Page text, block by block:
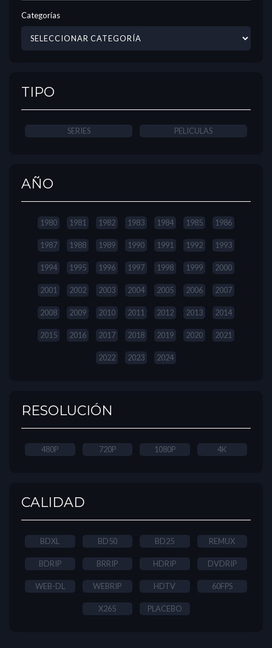
Categorías
TIPO
SERIES PELICULAS
AÑO
1980 1981 1982 1983 1984 1985 1986
1987 1988 1989 1990 1991 1992 1993
1994 1995 1996 1997 1998 1999 2000
2001 2002 2003 2004 2005 2006 2007
2008 2009 2010 2011 2012 2013 2014
2015 2016 2017 2018 2019 2020 2021
2022 2023 2024
RESOLUCIÓN
480P 720P 1080P 4K
CALIDAD
BDXL BD50 BD25 REMUX
BDRIP BRRIP HDRIP DVDRIP
WEB-DL WEBRIP HDTV 60FPS
X265 PLACEBO